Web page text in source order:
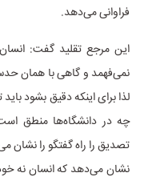
فراوانی می‌دهد.
این مرجع تقلید گفت:
نمی‌فهمد و گاهی با همان
لذا برای اینکه دقیق بشود
چه در دانشگاه‌ها منطق
تصدیق را راه گفتگو را نشان
نشان می‌دهد که انسان نه